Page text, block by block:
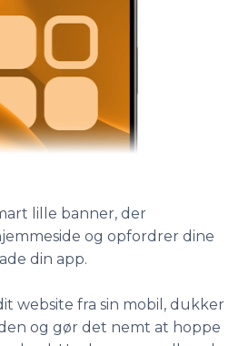
lille banner, der
og opfordrer dine
din app.
website fra sin mobil, dukker
og gør det nemt at hoppe